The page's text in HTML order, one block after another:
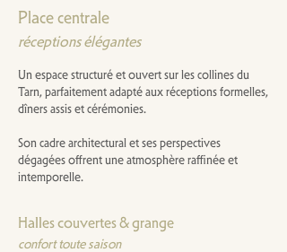
Place centrale
réceptions élégantes
Un espace structuré et ouvert sur les collines du
Tarn, parfaitement adapté aux réceptions formelles,
dîners assis et cérémonies.
Son cadre architectural et ses perspectives
dégagées offrent une atmosphère raffinée et
intemporelle.
Halles couvertes & grange
confort toute saison